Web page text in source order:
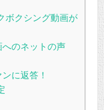
ボクシング動画が
のネットの声
に返答！